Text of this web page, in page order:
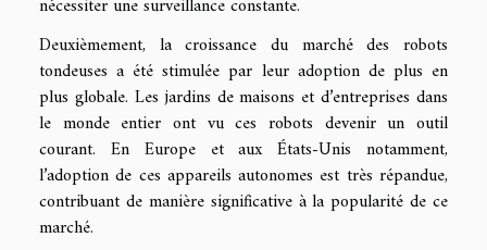
nécessiter une surveillance constante.
Deuxièmement, la croissance du marché des robots
tondeuses a été stimulée par leur adoption de plus en
plus globale. Les jardins de maisons et d’entreprises dans
le monde entier ont vu ces robots devenir un outil
courant. En Europe et aux États-Unis notamment,
l’adoption de ces appareils autonomes est très répandue,
contribuant de manière significative à la popularité de ce
marché.